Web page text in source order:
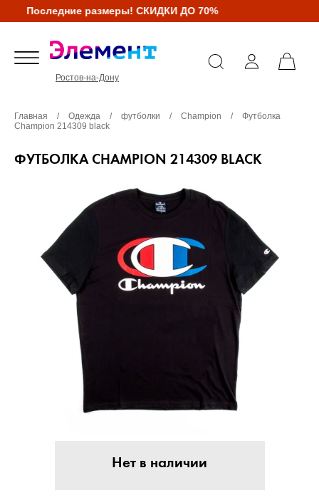
Последние размеры! СКИДКИ ДО 70%
Ростов-на-Дону
Главная / Одежда / футболки / Champion /
Футболка
Champion 214309 black
ФУТБОЛКА CHAMPION 214309 BLACK
Нет в наличии